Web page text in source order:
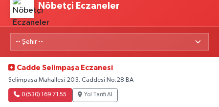
Nöbetçi Eczaneler
Cadde Selimpaşa Eczanesi
Selimpaşa Mahallesi 203. Caddesi No:28 BA
0 (530) 169 71 55 Yol Tarifi Al